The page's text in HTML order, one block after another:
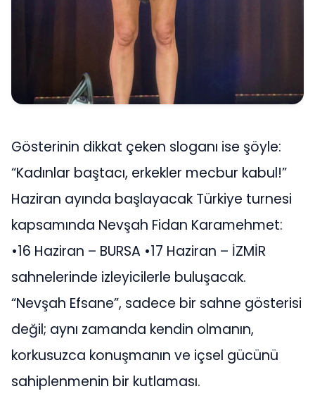
Gösterinin dikkat çeken sloganı ise şöyle:
“Kadınlar baştacı, erkekler mecbur kabul!”
Haziran ayında başlayacak Türkiye turnesi
kapsamında Nevşah Fidan Karamehmet:
•16 Haziran – BURSA •17 Haziran – İZMİR
sahnelerinde izleyicilerle buluşacak.
“Nevşah Efsane”, sadece bir sahne gösterisi
değil; aynı zamanda kendin olmanın,
korkusuzca konuşmanın ve içsel gücünü
sahiplenmenin bir kutlaması.